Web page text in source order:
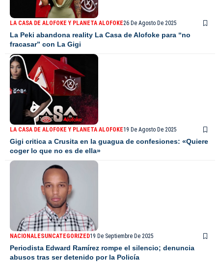
LA CASA DE ALOFOKE Y PLANETA ALOFOKE26 De Agosto De 2025
La Peki abandona reality La Casa de Alofoke para “no
fracasar” con La Gigi
LA CASA DE ALOFOKE Y PLANETA ALOFOKE19 De Agosto De 2025
Gigi critica a Crusita en la guagua de confesiones: «Quiere
coger lo que no es de ella»
NACIONALESUNCATEGORIZED19 De Septiembre De 2025
Periodista Edward Ramírez rompe el silencio; denuncia
abusos tras ser detenido por la Policía